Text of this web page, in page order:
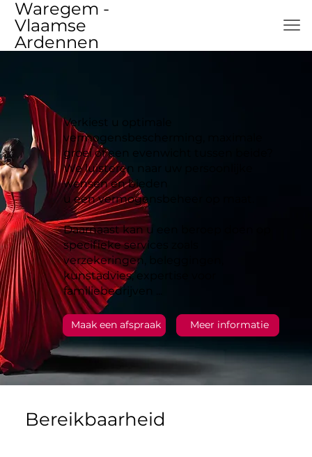
Waregem -
Vlaamse
Ardennen
Verkiest u optimale
vermogensbescherming, maximale
groei of een evenwicht tussen beide?
We luisteren naar uw persoonlijke
wensen en bieden
u een vermogensbeheer op maat.
Daarnaast kan u een beroep doen op
specifieke services zoals
verzekeringen, beleggingen,
kunstadvies, expertise voor
familiebedrijven ...
Maak een afspraak Meer informatie
Bereikbaarheid